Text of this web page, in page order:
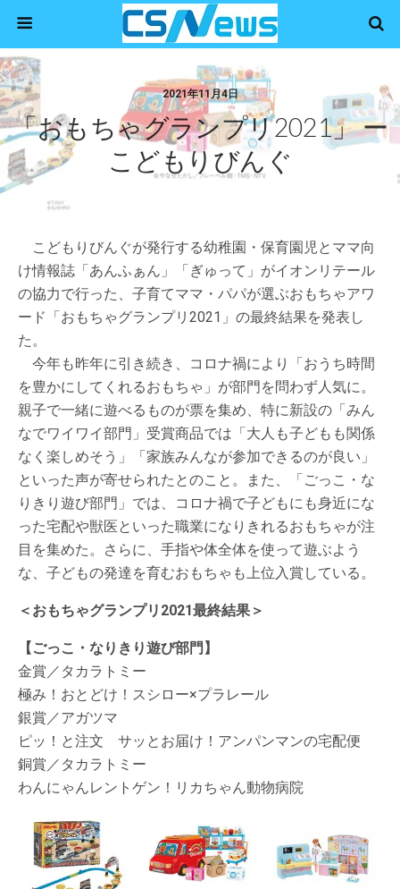
2021年11月4日
「おもちゃグランプリ2021」 ー
こどもりびんぐ
こどもりびんぐが発行する幼稚園・保育園児とママ向
け情報誌「あんふぁん」「ぎゅって」がイオンリテール
の協力で行った、子育てママ・パパが選ぶおもちゃアワ
ード「おもちゃグランプリ2021」の最終結果を発表し
た。
今年も昨年に引き続き、コロナ禍により「おうち時間
を豊かにしてくれるおもちゃ」が部門を問わず人気に。
親子で一緒に遊べるものが票を集め、特に新設の「みん
なでワイワイ部門」受賞商品では「大人も子どもも関係
なく楽しめそう」「家族みんなが参加できるのが良い」
といった声が寄せられたとのこと。また、「ごっこ・な
りきり遊び部門」では、コロナ禍で子どもにも身近にな
った宅配や獣医といった職業になりきれるおもちゃが注
目を集めた。さらに、手指や体全体を使って遊ぶよう
な、子どもの発達を育むおもちゃも上位入賞している。
＜おもちゃグランプリ2021最終結果＞
【ごっこ・なりきり遊び部門】
金賞／タカラトミー
極み！おとどけ！スシロー×プラレール
銀賞／アガツマ
ピッ！と注文 サッとお届け！アンパンマンの宅配便
銅賞／タカラトミー
わんにゃんレントゲン！リカちゃん動物病院